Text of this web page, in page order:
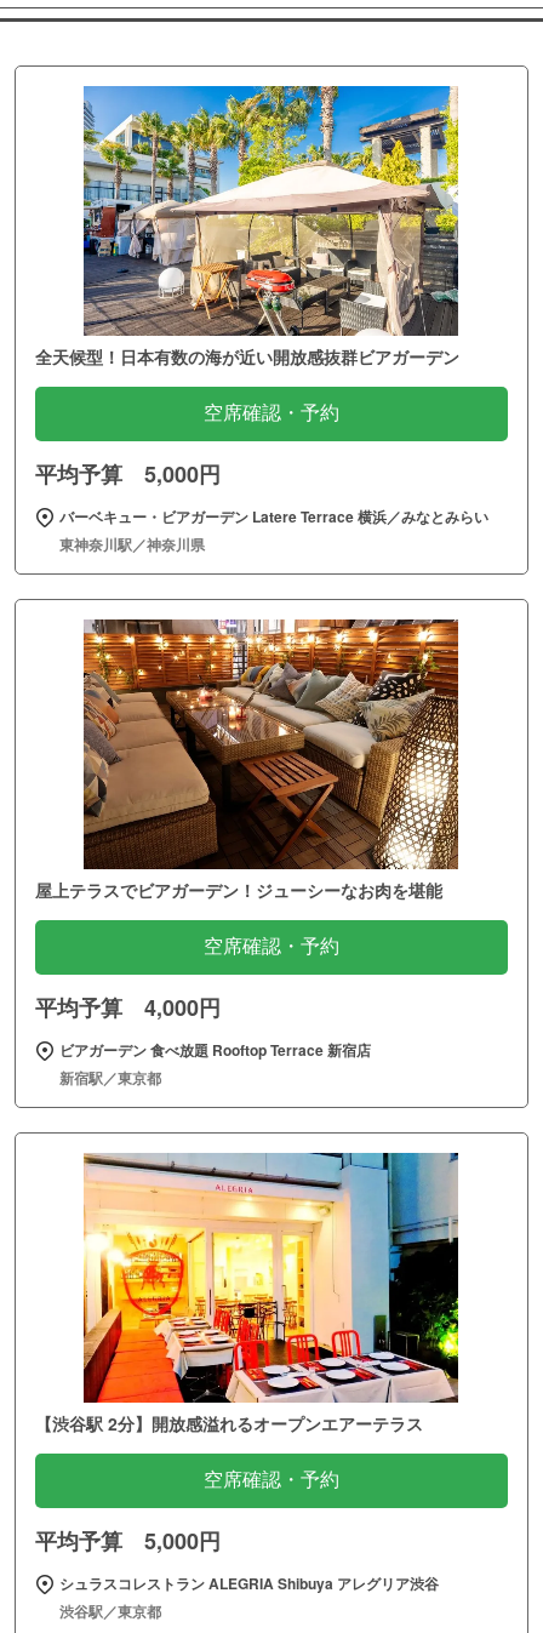
全天候型！日本有数の海が近い開放感抜群ビアガーデン
空席確認・予約
平均予算 5,000円
バーベキュー・ビアガーデン Latere Terrace 横浜／みなとみらい
東神奈川駅／神奈川県
屋上テラスでビアガーデン！ジューシーなお肉を堪能
空席確認・予約
平均予算 4,000円
ビアガーデン 食べ放題 Rooftop Terrace 新宿店
新宿駅／東京都
【渋谷駅 2分】開放感溢れるオープンエアーテラス
空席確認・予約
平均予算 5,000円
シュラスコレストラン ALEGRIA Shibuya アレグリア渋谷
渋谷駅／東京都